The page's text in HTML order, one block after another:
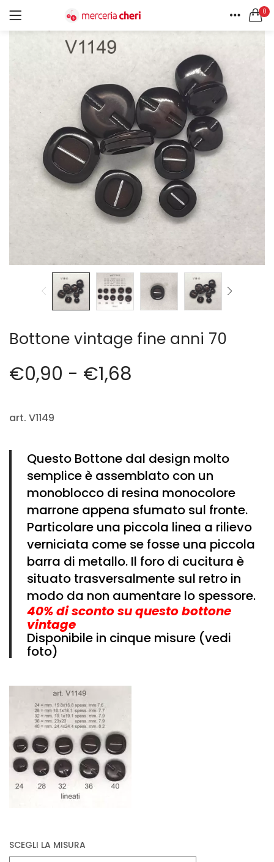
0
HOME
ACCOUNT
ACCEDI REGISTRATI
Ricordami
Password dimenticata?
Accessori Design (56)
Accessori merceria (94)
Cesti portalavoro (8)
Aghi e spilli (24)
Applicazioni (26)
Borse (6)
Bottoni Vintage (204)
Lotti di Bottoni vintage (27)
Bottoni/alamari/automatici (46)
Calze collant donna (24)
Cappelli (16)
Cerniere lampo / Zip/Fibbie (27)
Elastici (10)
Fodere (5)
LANA (27)
Pizzi (11)
Ricamo (119)
Quadri Mezzo Punto (92)
Canovacci Completi di Filati e Ago (24)
Set di Bottoni Vintage (77)
Swarovski (2)
Vintage (165)
Bottone vintage fine anni 70
€0,90 - €1,68
art. V1149
Questo Bottone dal design molto
semplice è assemblato con un
monoblocco di resina monocolore
marrone appena sfumato sul fronte.
Particolare una piccola linea a rilievo
verniciata come se fosse una piccola
barra di metallo. Il foro di cucitura è
situato trasversalmente sul retro in
modo da non aumentare lo spessore.
40% di sconto su questo bottone
vintage
Disponibile in cinque misure (vedi
foto)
SCEGLI LA MISURA